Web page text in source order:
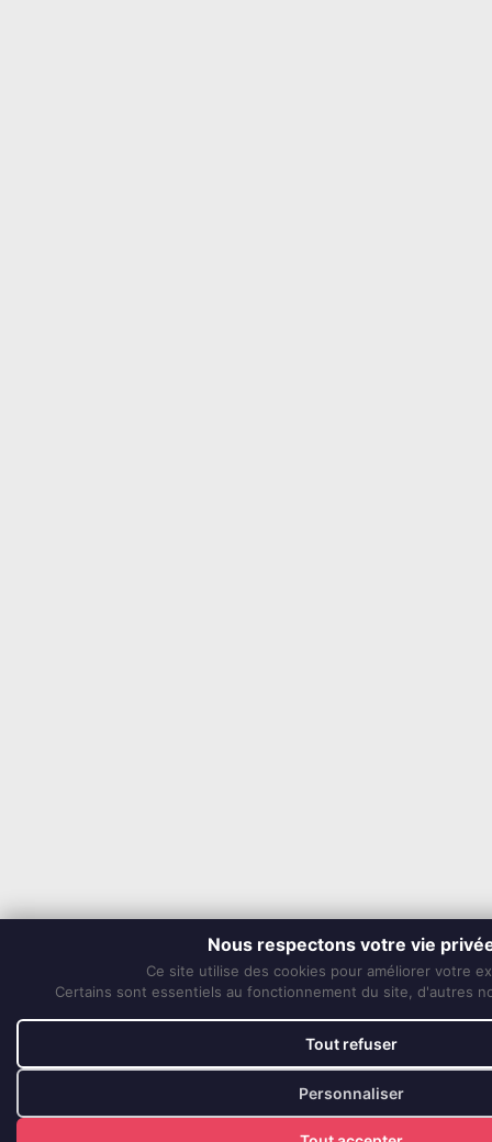
Nous respectons votre vie
Ce site utilise des cookies pour améliorer votre
Certains sont essentiels au fonctionnement du site, d'autres
Tout refuser
Personnaliser